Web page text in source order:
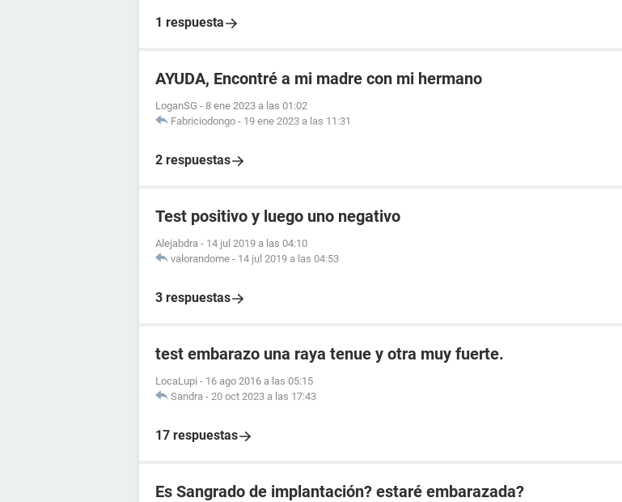
1 respuesta
AYUDA, Encontré a mi madre con mi hermano
LoganSG - 8 ene 2023 a las 01:02
Fabriciodongo - 19 ene 2023 a las 11:31
2 respuestas
Test positivo y luego uno negativo
Alejabdra - 14 jul 2019 a las 04:10
valorandome - 14 jul 2019 a las 04:53
3 respuestas
test embarazo una raya tenue y otra muy fuerte.
LocaLupi - 16 ago 2016 a las 05:15
Sandra - 20 oct 2023 a las 17:43
17 respuestas
Es Sangrado de implantación? estaré embarazada?